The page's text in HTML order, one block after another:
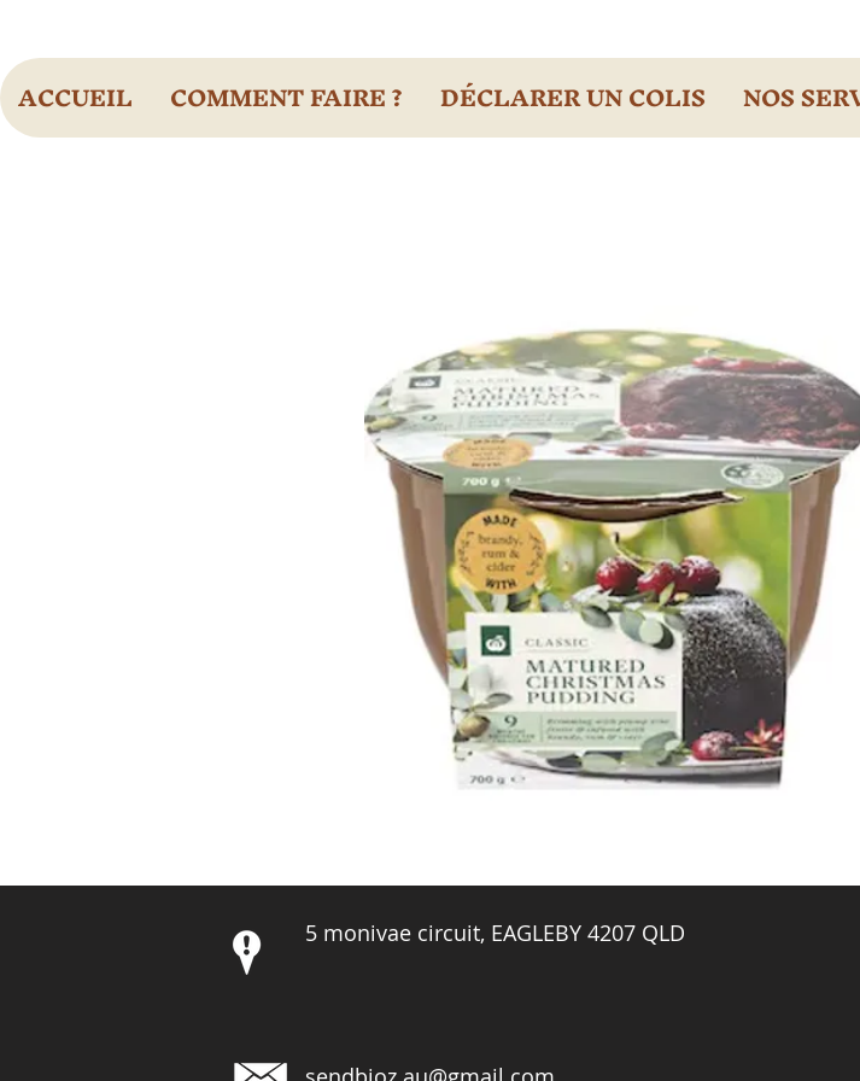
ACCUEIL COMMENT FAIRE ? DÉCLARER UN COLIS NOS
5 monivae circuit, EAGLEBY 4207 QLD